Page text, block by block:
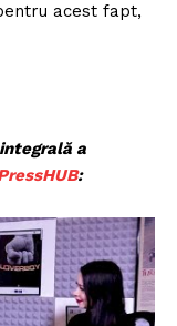
acest fapt,
a
: